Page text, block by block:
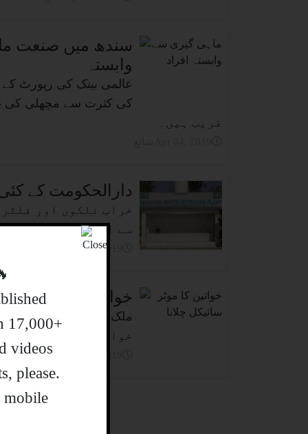
وابستہ
عالمی بینک کی رپورٹ
قریب ہیں۔
دارالحکومت کے
خراب نلکوں اور
سے اسلام آباد کے
شائعApr 04, 2019
خواتین 10 روز میں موٹر سائیکل چلانا سیکھ سکتی ہیں
خواتین موٹر سائیکل
🚀🔥
17,000+
videos
please
mobile